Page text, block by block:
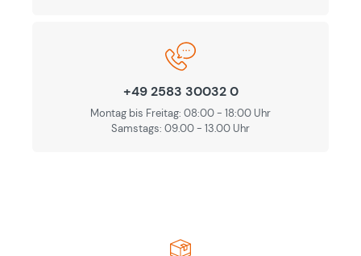
+49 2583 30032 0
Montag bis Freitag: 08:00 - 18:00 Uhr
Samstags: 09.00 - 13.00 Uhr